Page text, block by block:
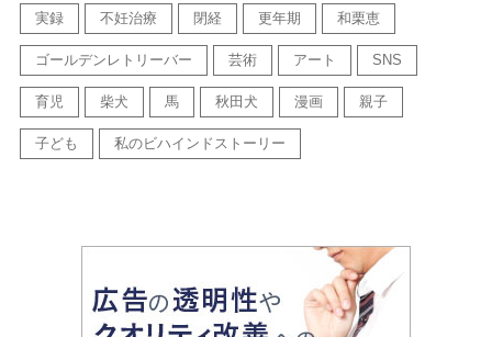
実録 不妊治療 閉経 更年期 和栗恵
ゴールデンレトリーバー 芸術 アート SNS
育児 柴犬 馬 秋田犬 漫画 親子
子ども 私のビハインドストーリー